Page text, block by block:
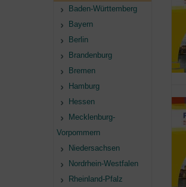
Baden-Württemberg
Bayern
Berlin
Brandenburg
Bremen
Hamburg
Hessen
Mecklenburg-
Vorpommern
Niedersachsen
Nordrhein-Westfalen
Rheinland-Pfalz